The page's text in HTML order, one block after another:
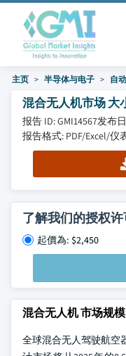
主页 半导体与电子 自
混合无人机市场 大
报告 ID: GMI14567发布
报告格式: PDF/Excel/仪
了解我们的授权
起價為: $2,450
混合无人机 市场规模
全球混合无人驾驶航空